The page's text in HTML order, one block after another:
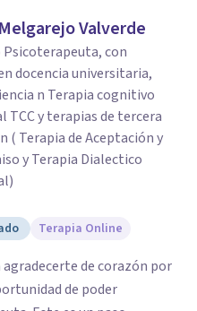
Valverde
con
docencia universitaria,
n Terapia cognitivo
TCC y terapias de tercera
( Terapia de Aceptación y
y Terapia Dialectico
Terapia Online
de corazón por
de poder